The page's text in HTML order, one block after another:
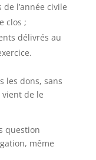
l’année civile
clos ;
délivrés au
les dons, sans
de le
question
même